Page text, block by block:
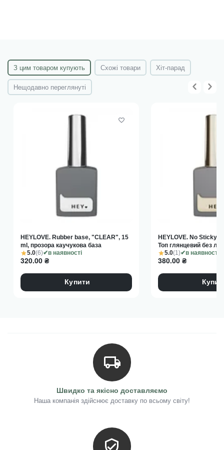
З цим товаром купують Схожі товари Хіт-парад
Нещодавно переглянуті
5.0(6) в наявності
HEYLOVE. Rubber base, "CLEAR", 15
ml, прозора каучукова база
320.00 ₴
Купити
5.0(1) в наявності
HEYLOVE. No Sticky
Топ глянцевий без
380.00 ₴
Швидко та якісно доставляємо
Наша компанія здійснює доставку по всьому світу!